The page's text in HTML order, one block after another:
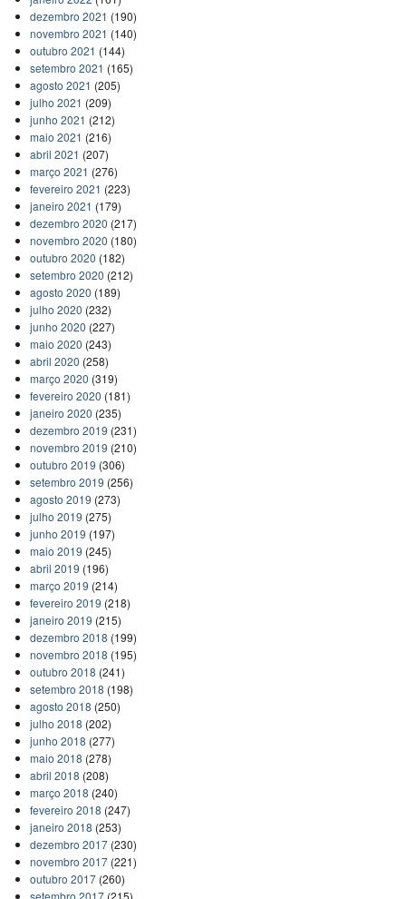
dezembro 2021 (190)
novembro 2021 (140)
outubro 2021 (144)
setembro 2021 (165)
agosto 2021 (205)
julho 2021 (209)
junho 2021 (212)
maio 2021 (216)
abril 2021 (207)
março 2021 (276)
fevereiro 2021 (223)
janeiro 2021 (179)
dezembro 2020 (217)
novembro 2020 (180)
outubro 2020 (182)
setembro 2020 (212)
agosto 2020 (189)
julho 2020 (232)
junho 2020 (227)
maio 2020 (243)
abril 2020 (258)
março 2020 (319)
fevereiro 2020 (181)
janeiro 2020 (235)
dezembro 2019 (231)
novembro 2019 (210)
outubro 2019 (306)
setembro 2019 (256)
agosto 2019 (273)
julho 2019 (275)
junho 2019 (197)
maio 2019 (245)
abril 2019 (196)
março 2019 (214)
fevereiro 2019 (218)
janeiro 2019 (215)
dezembro 2018 (199)
novembro 2018 (195)
outubro 2018 (241)
setembro 2018 (198)
agosto 2018 (250)
julho 2018 (202)
junho 2018 (277)
maio 2018 (278)
abril 2018 (208)
março 2018 (240)
fevereiro 2018 (247)
janeiro 2018 (253)
dezembro 2017(230)
novembro 2017(221)
outubro 2017(260)
setembro 2017(215)